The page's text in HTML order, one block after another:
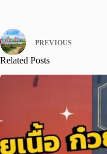
PREVIOUS
Related Posts